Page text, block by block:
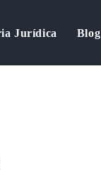
Jurídica Blog